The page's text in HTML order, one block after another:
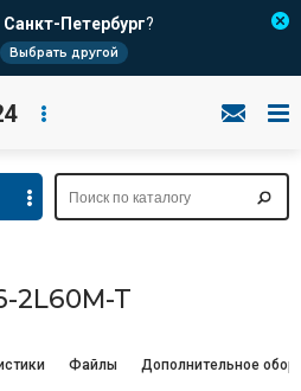
Санкт-Петербург?
Выбрать другой
2L60M-T
Файлы Дополнительное